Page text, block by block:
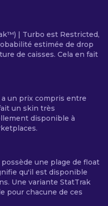
| Turbo est Restricted,
estimée de drop
de caisses. Cela en fait
un prix compris entre
un skin très
disponible à
une plage de float
qu'il est disponible
Une variante StatTrak
pour chacune de ces